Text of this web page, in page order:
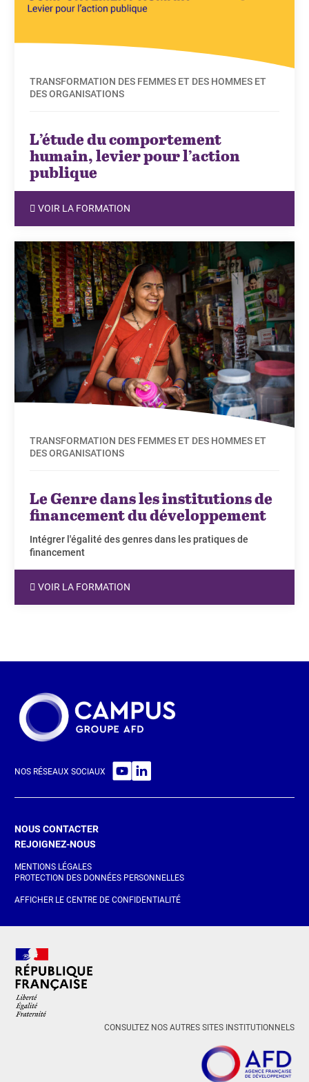
TRANSFORMATION DES FEMMES ET DES HOMMES ET
DES ORGANISATIONS
L’étude du comportement
humain, levier pour l’action
publique
VOIR LA FORMATION
TRANSFORMATION DES FEMMES ET DES HOMMES ET
DES ORGANISATIONS
Le Genre dans les institutions de
financement du développement
Intégrer l'égalité des genres dans les pratiques de
financement
VOIR LA FORMATION
NOS RÉSEAUX SOCIAUX
NOUS CONTACTER
REJOIGNEZ-NOUS
MENTIONS LÉGALES
PROTECTION DES DONNÉES PERSONNELLES
AFFICHER LE CENTRE DE CONFIDENTIALITÉ
CONSULTEZ NOS AUTRES SITES INSTITUTIONNELS